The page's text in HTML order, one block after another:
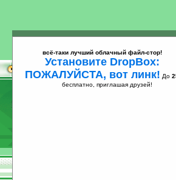
всё-таки лучший облачный файл-стор!
Установите DropBox:
ПОЖАЛУЙСТА, вот линк! До
бесплатно, приглашая друзей!